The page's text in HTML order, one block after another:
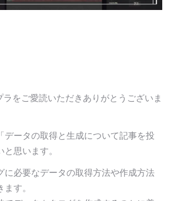
ラをご愛読いただきありがとうございま
データの取得と生成について記事を投
思います。
に必要なデータの取得方法や作成方法
す。